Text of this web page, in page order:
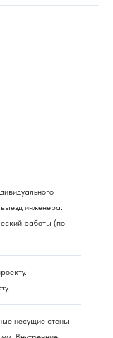
инженера.
работы (по
несущие стены